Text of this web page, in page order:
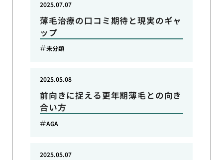
薄毛治療の口コミ期待と現実のギャ
ップ
2025.07.07
未分類
前向きに捉える更年期薄毛との向き
合い方
2025.05.08
AGA
2025.05.07